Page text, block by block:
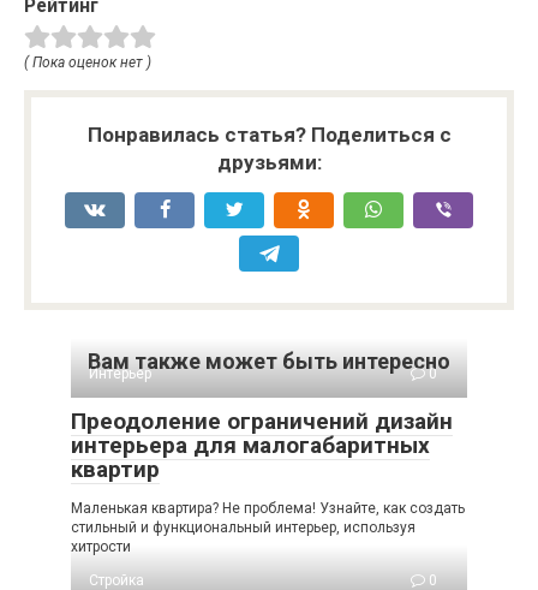
Рейтинг
( Пока оценок нет )
Понравилась статья? Поделиться с
друзьями:
Вам также может быть интересно
Интерьер 0
Преодоление ограничений дизайн
интерьера для малогабаритных
квартир
Маленькая квартира? Не проблема! Узнайте, как создать
стильный и функциональный интерьер, используя
хитрости
Стройка
0